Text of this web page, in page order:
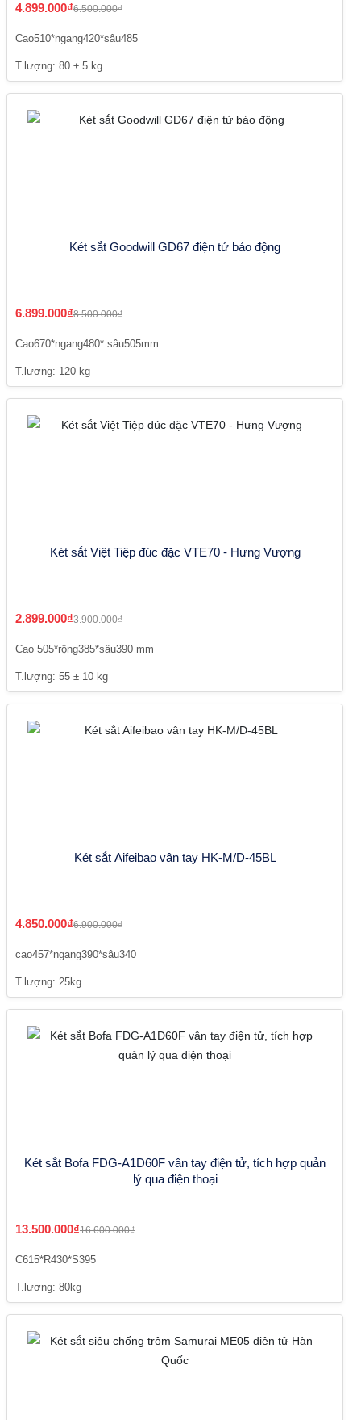
4.899.000₫6.500.000₫
Cao510*ngang420*sâu485
T.lượng: 80 ± 5 kg
Két sắt Goodwill GD67 điện tử báo động
6.899.000₫8.500.000₫
Cao670*ngang480* sâu505mm
T.lượng: 120 kg
Két sắt Việt Tiệp đúc đặc VTE70 - Hưng Vượng
2.899.000₫3.900.000₫
Cao 505*rộng385*sâu390 mm
T.lượng: 55 ± 10 kg
Két sắt Aifeibao vân tay HK-M/D-45BL
4.850.000₫6.900.000₫
cao457*ngang390*sâu340
T.lượng: 25kg
Két sắt Bofa FDG-A1D60F vân tay điện tử, tích hợp quản
lý qua điện thoại
13.500.000₫16.600.000₫
C615*R430*S395
T.lượng: 80kg